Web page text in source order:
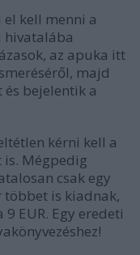
kell menni a
hivatalába
az apuka itt
majd
bejelentik a
kérni kell a
is. Mégpedig
csak egy
többet is kiadnak,
EUR. Egy eredeti